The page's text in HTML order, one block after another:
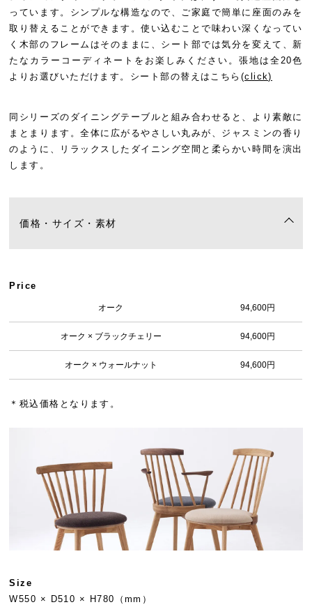
っています。シンプルな構造なので、ご家庭で簡単に座面のみを
取り替えることができます。使い込むことで味わい深くなってい
く木部のフレームはそのままに、シート部では気分を変えて、新
たなカラーコーディネートをお楽しみください。張地は全20色
よりお選びいただけます。シート部の替えはこちら (click)
同シリーズのダイニングテーブルと組み合わせると、より素敵に
まとまります。全体に広がるやさしい丸みが、ジャスミンの香り
のように、リラックスしたダイニング空間と柔らかい時間を演出
します。
価格・サイズ・素材
Price
オーク 94,600円
オーク × ブラックチェリー 94,600円
オーク × ウォールナット 94,600円
＊税込価格となります。
Size
W550 × D510 × H780（mm）